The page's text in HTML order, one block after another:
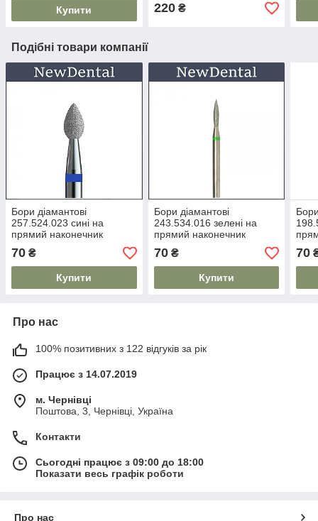
Купити 220₴
Подібні товари компанії
Бори діамантові
257.524.023 сині на
прямий наконечник
70 ₴
Купити
Бори діамантові
243.534.016 зелені на
прямий наконечник
70₴
Купити
70
Про нас
100% позитивних з 122 відгуків за рік
Працює з 14.07.2019
м. Чернівці
Поштова, 3, Чернівці, Україна
Контакти
Сьогодні працює з 09:00 до 18:00
Показати весь графік роботи
Про нас